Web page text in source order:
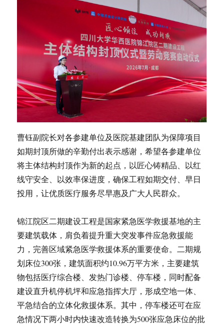
曹钰副院长对各参建单位及医院基建团队为保障项目
如期封顶所做的辛勤付出表示感谢，希望各参建单位
将主体结构封顶作为新的起点，以匠心铸精品、以红
线守安全、以效率保进度，确保工程如期交付、早日
投用，让优质医疗服务尽早惠及广大人民群众。
锦江院区二期建设工程是国家紧急医学救援基地的主
要建筑载体，肩负着提升重大突发事件应急救援能
力，完善区域紧急医学救援体系的重要使命。二期规
划床位300张，建筑面积约10.96万平方米，主要建筑
物包括医疗综合楼、发热门诊楼、停车楼，同时配备
建设直升机停机坪和应急指挥大厅，形成空地一体、
平急结合的立体化救援体系。其中，停车楼还可在应
急情况下两小时内快速改造转换为500张应急床位的批